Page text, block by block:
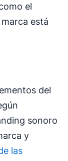
el
está
del
sonoro
y
las